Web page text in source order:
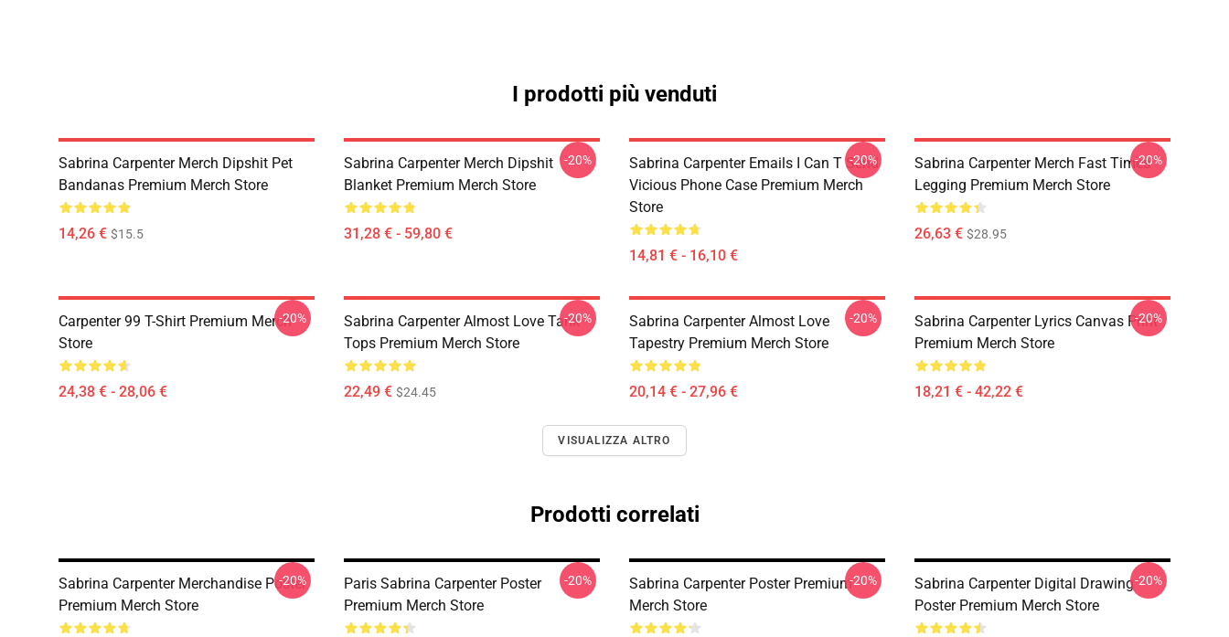
I prodotti più venduti
Sabrina Carpenter Merch Dipshit Pet
Bandanas Premium Merch Store
14,26 € $15.5
Sabrina Carpenter Merch Dipshit
Blanket Premium Merch Store
31,28 € - 59,80 €
-20%
Sabrina Carpenter Emails I Can T Send
Vicious Phone Case Premium Merch
Store
14,81 € - 16,10 €
-20%
Sabrina Carpenter Merch Fast Times
Legging Premium Merch Store
26,63 € $28.95
-20%
Carpenter 99 T-Shirt Premium Merch
Store
24,38 € - 28,06 €
-20%
Sabrina Carpenter Almost Love Tank
Tops Premium Merch Store
22,49 € $24.45
-20%
Sabrina Carpenter Almost Love
Tapestry Premium Merch Store
20,14 € - 27,96 €
-20%
Sabrina Carpenter Lyrics Canvas Print
Premium Merch Store
18,21 € - 42,22 €
-20%
VISUALIZZA ALTRO
Prodotti correlati
Sabrina Carpenter Merchandise Poster
Premium Merch Store
-20%
Paris Sabrina Carpenter Poster
Premium Merch Store
-20%
Sabrina Carpenter Poster Premium
Merch Store
-20%
Sabrina Carpenter Digital Drawing
Poster Premium Merch Store
-20%